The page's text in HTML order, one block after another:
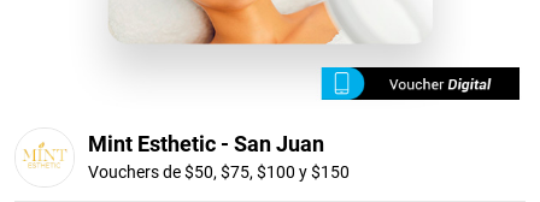
Mint Esthetic - San Juan
Vouchers de $50, $75, $100 y $150